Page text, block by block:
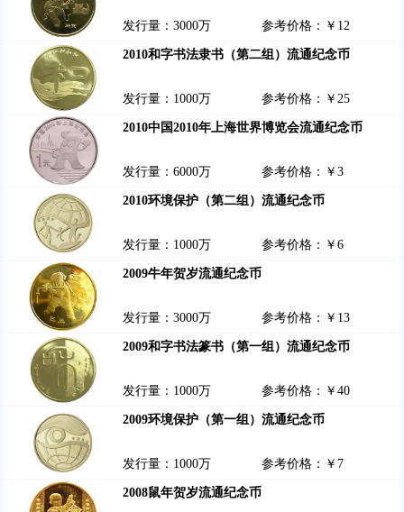
发行量：3000万 参考价格：￥12
2010和字书法隶书（第二组）流通纪念币
发行量：1000万 参考价格：￥25
2010中国2010年上海世界博览会流通纪念币
发行量：6000万 参考价格：￥3
2010环境保护（第二组）流通纪念币
发行量：1000万 参考价格：￥6
2009牛年贺岁流通纪念币
发行量：3000万 参考价格：￥13
2009和字书法篆书（第一组）流通纪念币
发行量：1000万 参考价格：￥40
2009环境保护（第一组）流通纪念币
发行量：1000万 参考价格：￥7
2008鼠年贺岁流通纪念币